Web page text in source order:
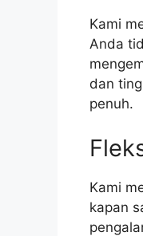
Kami
Anda
dan
penuh.
Kami
kapan